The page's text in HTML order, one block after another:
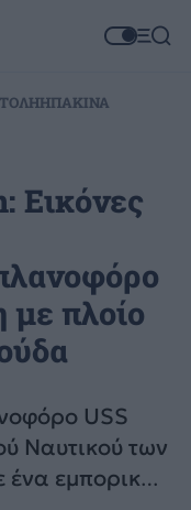
ΗΠΑΚΙΝΑ
Εικόνες
με πλοίο
USS
Ναυτικού των
εμπορικό